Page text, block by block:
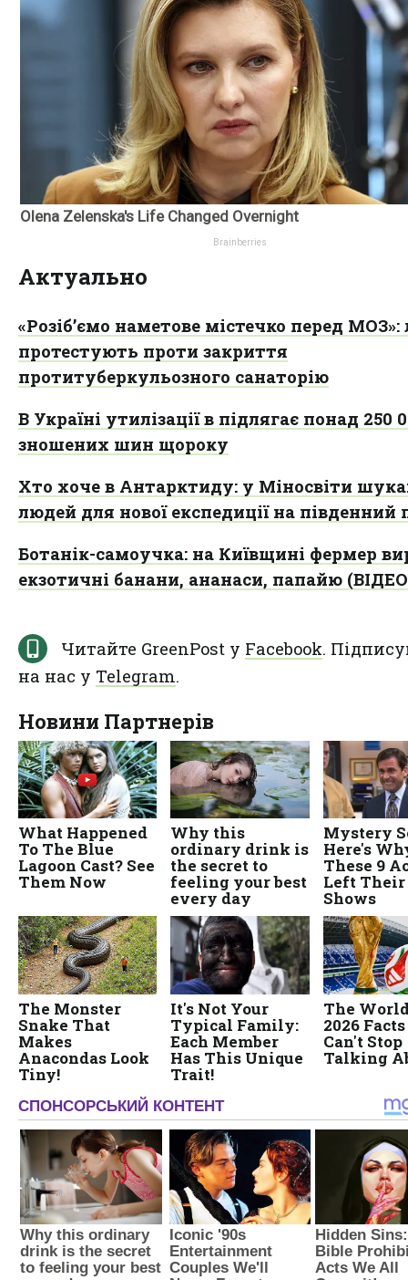
Актуально
«Розіб’ємо наметове містечко перед МОЗ»:
протестують проти закриття
протитуберкульозного санаторію
В Україні утилізації в підлягає понад 250
зношених шин щороку
Хто хоче в Антарктиду: у Міносвіти
людей для нової експедиції на південний
Ботанік-самоучка: на Київщині фермер
екзотичні банани, ананаси, папайю
Читайте GreenPost у Facebook.
на нас у Telegram.